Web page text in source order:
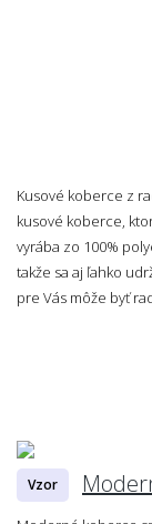
Kusové koberce z
kusové koberce,
vyrába zo 100%
takže sa aj ľahko
pre Vás môže byť
Vzor